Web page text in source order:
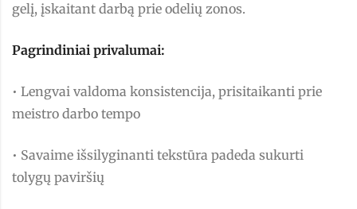
gelį, įskaitant darbą prie odelių zonos.
Pagrindiniai privalumai:
• Lengvai valdoma konsistencija, prisitaikanti prie
meistro darbo tempo
• Savaime išsilyginanti tekstūra padeda sukurti
tolygų paviršių